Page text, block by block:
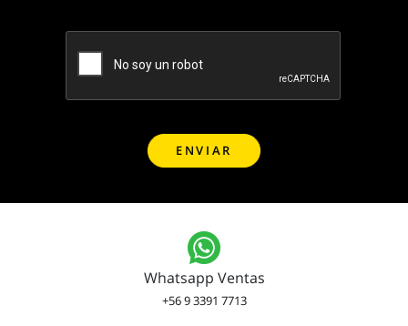
Whatsapp Ventas
+56 9 3391 7713